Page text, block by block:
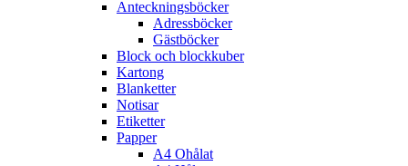
Anteckningsböcker
Adressböcker
Gästböcker
Block och blockkuber
Kartong
Blanketter
Notisar
Etiketter
Papper
A4 Ohålat